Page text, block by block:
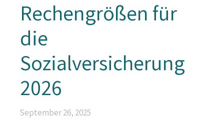
Rechengrößen für
die
Sozialversicherung
2026
September 26, 2025